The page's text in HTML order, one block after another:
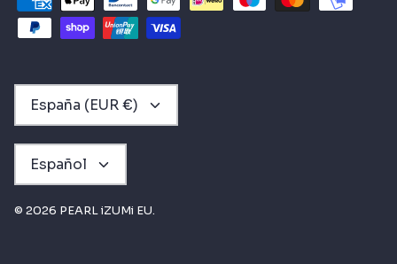
MONEDA
España (EUR €)
IDIOMA
Español
© 2026 PEARL iZUMi EU.